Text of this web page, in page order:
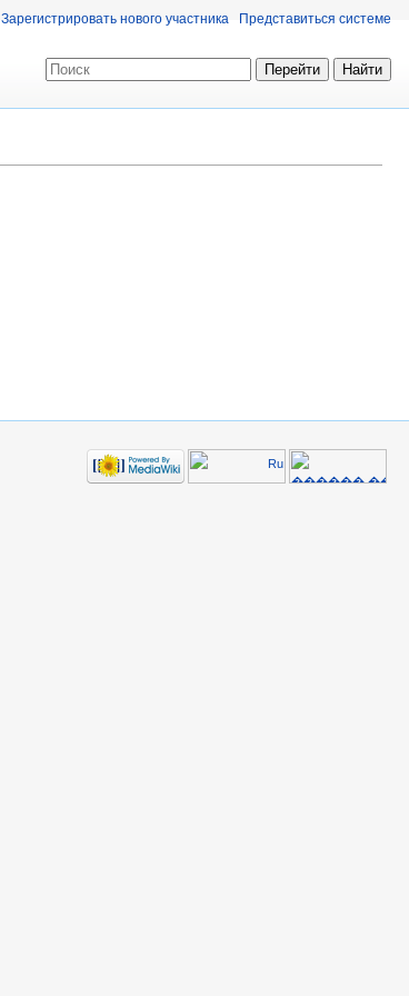
Зарегистрировать нового участника Представиться системе